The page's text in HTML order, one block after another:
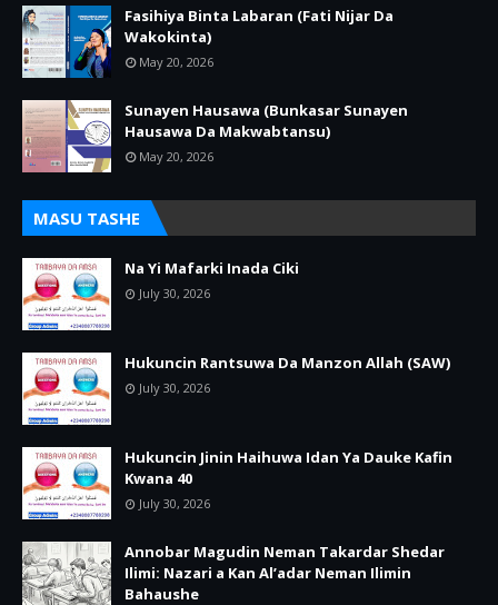
Fasihiya Binta Labaran (Fati Nijar Da
Wakokinta)
May 20, 2026
Sunayen Hausawa (Bunkasar Sunayen
Hausawa Da Makwabtansu)
May 20, 2026
MASU TASHE
Na Yi Mafarki Inada Ciki
July 30, 2026
Hukuncin Rantsuwa Da Manzon Allah (SAW)
July 30, 2026
Hukuncin Jinin Haihuwa Idan Ya Dauke Kafin
Kwana 40
July 30, 2026
Annobar Magudin Neman Takardar Shedar
Ilimi: Nazari a Kan Al’adar Neman Ilimin
Bahaushe